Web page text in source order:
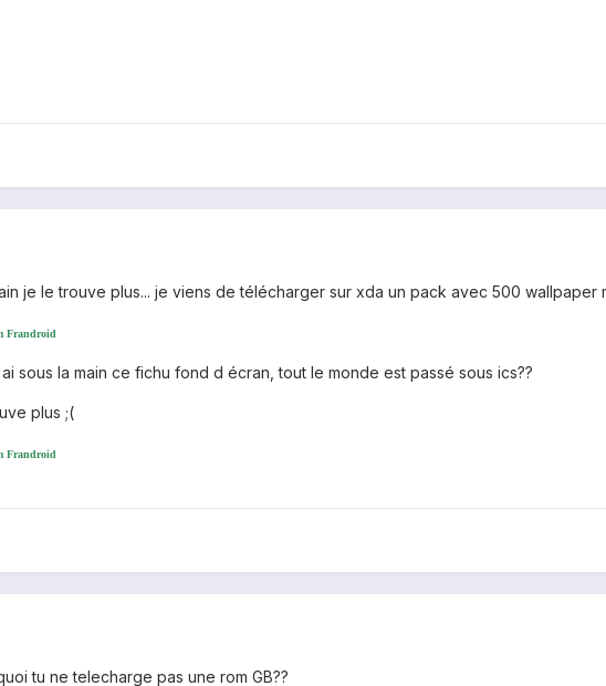
je le trouve plus... je viens de télécharger sur xda un pack avec 500 wallpaper
Frandroid
sous la main ce fichu fond d écran, tout le monde est passé sous ics??
plus ;(
Frandroid
tu ne telecharge pas une rom GB??